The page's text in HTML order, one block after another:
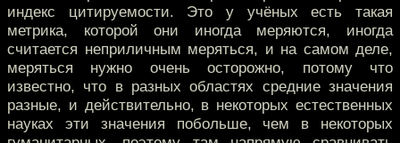
индекс цитируемости. Это у учёных есть такая
метрика, которой они иногда меряются, иногда
считается неприличным меряться, и на самом деле,
меряться нужно очень осторожно, потому что
известно, что в разных областях средние значения
разные, и действительно, в некоторых естественных
науках эти значения побольше, чем в некоторых